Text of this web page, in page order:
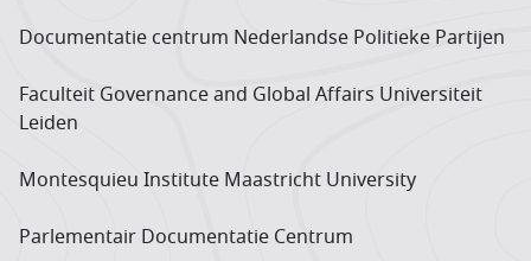
Documentatie centrum Neder­landse Politieke Partijen
Faculteit Governance and Global Affairs Universiteit
Leiden
Montesquieu Institute Maastricht University
Parlementair Documentatie Centrum